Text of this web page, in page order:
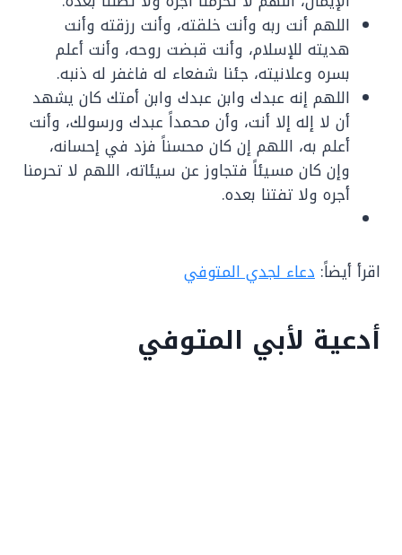
اللهم أنت ربه وأنت خلقته، وأنت رزقته وأنت
هديته للإسلام، وأنت قبضت روحه، وأنت أعلم
بسره وعلانيته، جئنا شفعاء له فاغفر له ذنبه.
اللهم إنه عبدك وابن عبدك وابن أمتك كان يشهد
أن لا إله إلا أنت، وأن محمداً عبدك ورسولك، وأنت
أعلم به، اللهم إن كان محسناً فزد في إحسانه،
وإن كان مسيئاً فتجاوز عن سيئاته، اللهم لا تحرمنا
أجره ولا تفتنا بعده.
اقرأ أيضاً: دعاء لجدي المتوفي
أدعية لأبي المتوفي